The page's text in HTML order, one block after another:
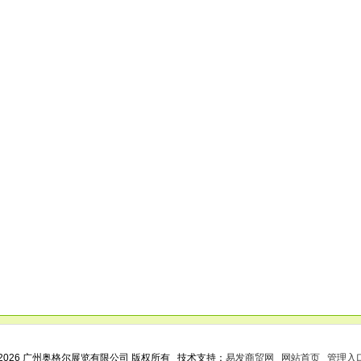
广州奥格尔展览有限公司 版权所有 技术支持： 易发商贸网 网站首页 管理入